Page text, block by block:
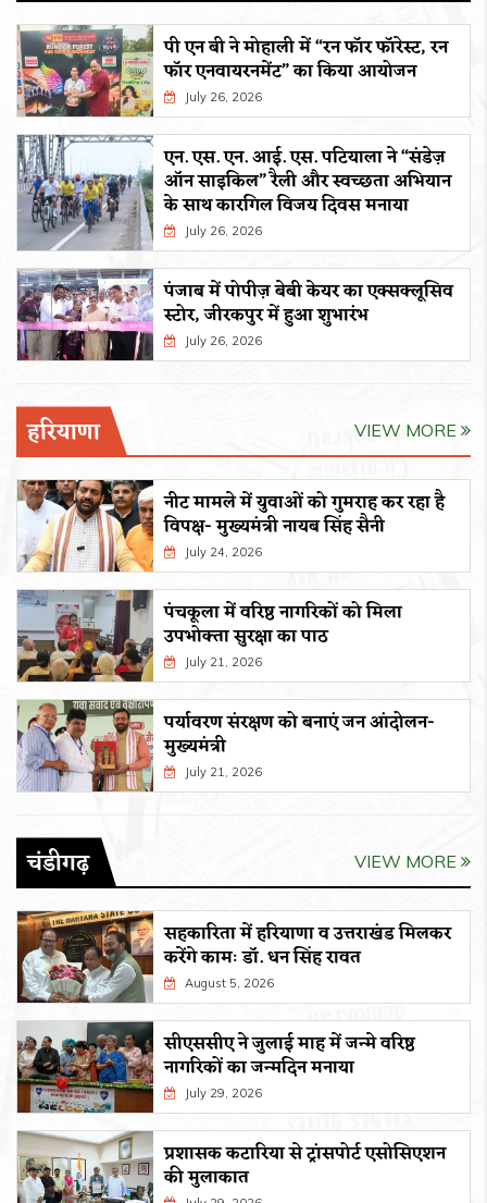
पी एन बी ने मोहाली में “रन फॉर फॉरेस्ट, रन
फॉर एनवायरनमेंट” का किया आयोजन
July 26, 2026
एन. एस. एन. आई. एस. पटियाला ने “संडेज़
ऑन साइकिल” रैली और स्वच्छता अभियान
के साथ कारगिल विजय दिवस मनाया
July 26, 2026
पंजाब में पोपीज़ बेबी केयर का एक्सक्लूसिव
स्टोर, जीरकपुर में हुआ शुभारंभ
July 26, 2026
हरियाणा VIEW MORE
नीट मामले में युवाओं को गुमराह कर रहा है
विपक्ष- मुख्यमंत्री नायब सिंह सैनी
July 24, 2026
पंचकूला में वरिष्ठ नागरिकों को मिला
उपभोक्ता सुरक्षा का पाठ
July 21, 2026
पर्यावरण संरक्षण को बनाएं जन आंदोलन-
मुख्यमंत्री
July 21, 2026
चंडीगढ़ VIEW MORE
सहकारिता में हरियाणा व उत्तराखंड मिलकर
करेंगे कामः डाॅ. धन सिंह रावत
August 5, 2026
सीएससीए ने जुलाई माह में जन्मे वरिष्ठ
नागरिकों का जन्मदिन मनाया
July 29, 2026
प्रशासक कटारिया से ट्रांसपोर्ट एसोसिएशन
की मुलाकात